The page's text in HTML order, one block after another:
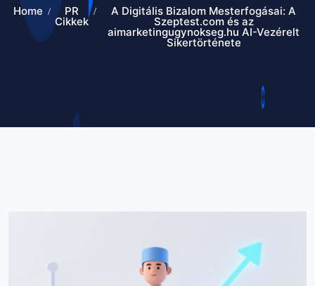
Home PR
Cikkek
A Digitális Bizalom Mesterfogásai: A
Szeptest.com és az
aimarketingugynokseg.hu AI-Vezérelt
Sikertörténete